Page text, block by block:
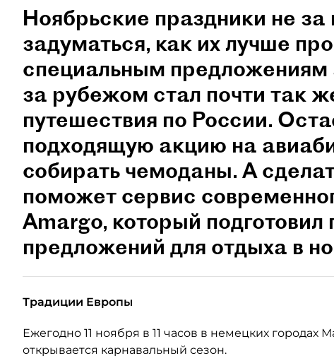
Ноябрьские праздники не
задуматься, как их лучше
специальным предложениям
за рубежом стал почти так
путешествия по России.
подходящую акцию на
собирать чемоданы. А
поможет сервис
Amargo, который подготовил
предложений для отдыха в
Традиции Европы
Ежегодно 11 ноября в 11 часов в немецких
открывается карнавальный сезон.